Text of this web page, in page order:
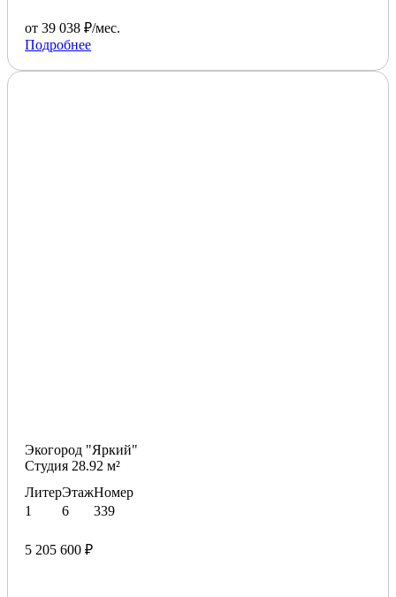
от 39 038 ₽/мес.
Подробнее
Экогород "Яркий"
Студия 28.92 м²
Литер
1
Этаж
6
Номер
339
5 205 600 ₽